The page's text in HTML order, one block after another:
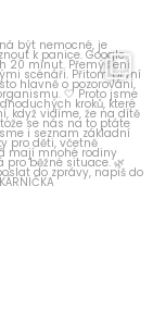
Kvě 31